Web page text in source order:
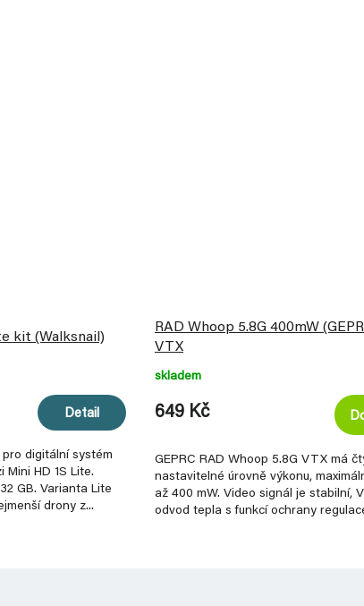
kit (Walksnail)
Detail
digitální systém
Mini HD 1S Lite.
GB. Varianta Lite
drony z...
RAD Whoop 5.8G 400mW
VTX
skladem
649 Kč
GEPRC RAD Whoop 5.8G VTX má
nastavitelné úrovně výkonu,
až 400 mW. Video signál je stabilní,
odvod tepla s funkcí ochrany